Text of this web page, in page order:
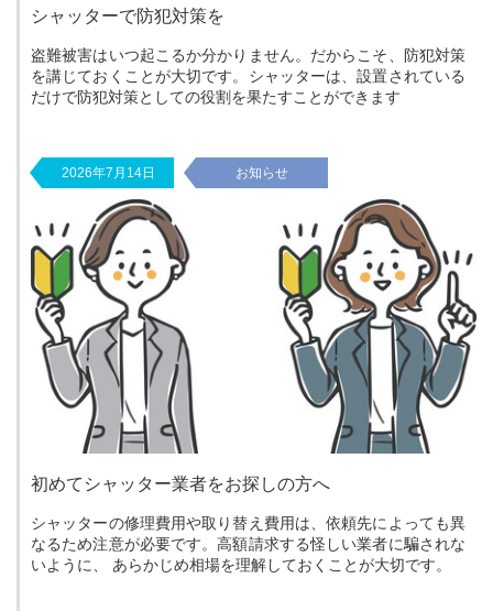
シャッターで防犯対策を
盗難被害はいつ起こるか分かりません。だからこそ、防犯対策
を講じておくことが大切です。シャッターは、設置されている
だけで防犯対策としての役割を果たすことができます
2026年7月14日 お知らせ
初めてシャッター業者をお探しの方へ
シャッターの修理費用や取り替え費用は、依頼先によっても異
なるため注意が必要です。高額請求する怪しい業者に騙されな
いように、 あらかじめ相場を理解しておくことが大切です。